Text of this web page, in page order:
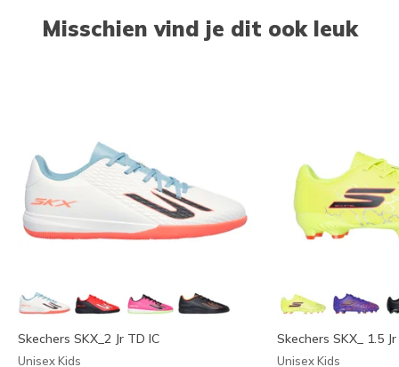
Misschien vind je dit ook leuk
Skechers SKX_2 Jr TD IC
Unisex Kids
Skechers SKX_ 1.5 Jr
Unisex Kids